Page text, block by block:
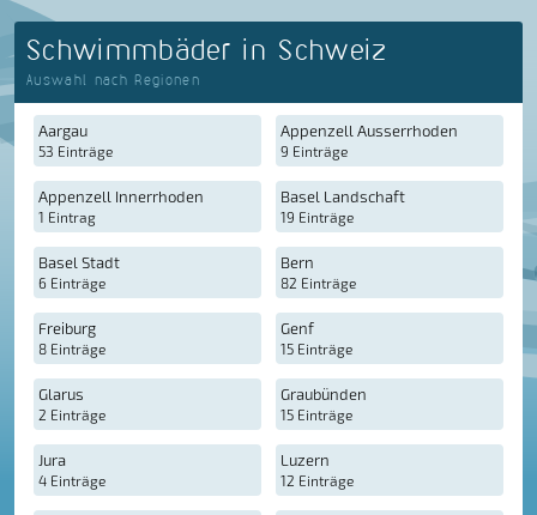
Schwimmbäder in Schweiz
Auswahl nach Regionen
Aargau
53 Einträge
Appenzell Ausserrhoden
9 Einträge
Appenzell Innerrhoden
1 Eintrag
Basel Landschaft
19 Einträge
Basel Stadt
6 Einträge
Bern
82 Einträge
Freiburg
8 Einträge
Genf
15 Einträge
Glarus
2 Einträge
Graubünden
15 Einträge
Jura
4 Einträge
Luzern
12 Einträge